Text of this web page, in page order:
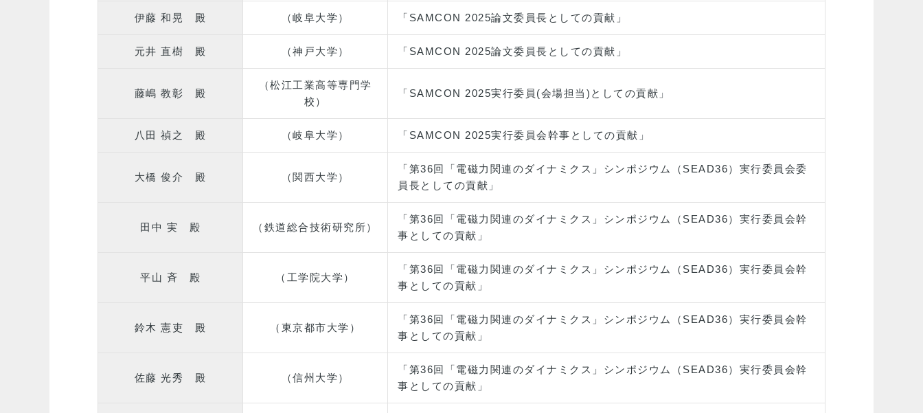
伊藤 和晃 殿 （岐阜大学） 「SAMCON 2025論文委員長としての貢献」
元井 直樹 殿 （神戸大学） 「SAMCON 2025論文委員長としての貢献」
藤嶋 教彰 殿
（松江工業高等専門学
校）
「SAMCON 2025実行委員(会場担当)としての貢献」
八田 禎之 殿 （岐阜大学） 「SAMCON 2025実行委員会幹事としての貢献」
大橋 俊介 殿 （関西大学）
「第36回「電磁力関連のダイナミクス」シンポジウム（SEAD36）実行委員会委
員長としての貢献」
田中 実 殿 （鉄道総合技術研究所）
「第36回「電磁力関連のダイナミクス」シンポジウム（SEAD36）実行委員会幹
事としての貢献」
平山 斉 殿 （工学院大学）
「第36回「電磁力関連のダイナミクス」シンポジウム（SEAD36）実行委員会幹
事としての貢献」
鈴木 憲吏 殿 （東京都市大学）
「第36回「電磁力関連のダイナミクス」シンポジウム（SEAD36）実行委員会幹
事としての貢献」
佐藤 光秀 殿 （信州大学）
「第36回「電磁力関連のダイナミクス」シンポジウム（SEAD36）実行委員会幹
事としての貢献」